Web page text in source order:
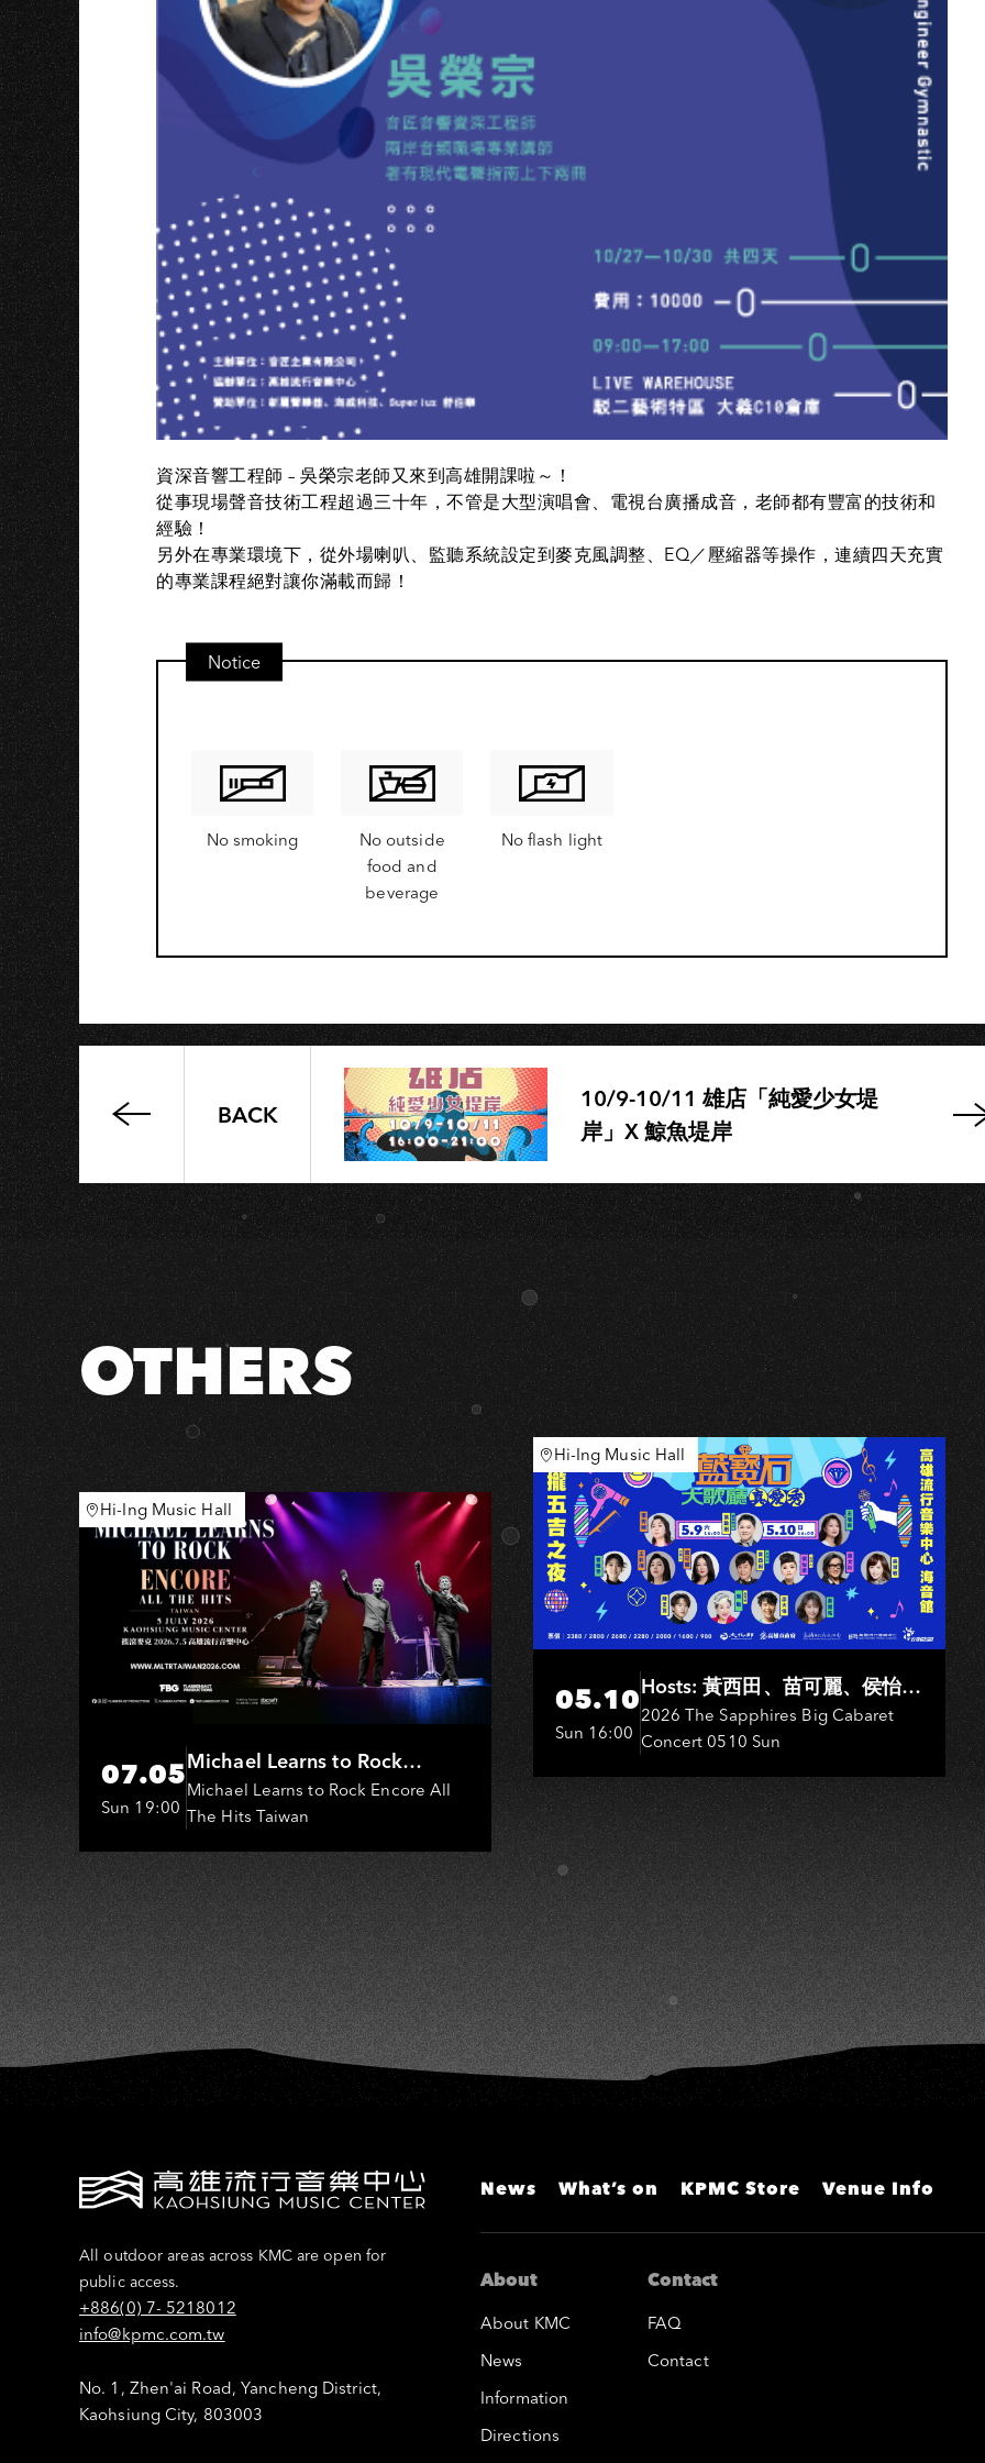
資深音響工程師 – 吳榮宗老師又來到高雄開課啦～！
從事現場聲音技術工程超過三十年，不管是大型演唱會、電視台廣播成音，老師都有豐富的技術和
經驗！
另外在專業環境下，從外場喇叭、監聽系統設定到麥克風調整、EQ／壓縮器等操作，連續四天充實
的專業課程絕對讓你滿載而歸！
Notice
No smoking
No outside
food and
beverage
No flash light
鮑
伯
專
輯
發
行
趴
踢
−高
雄
場
BACK
10/9-10/11 雄店「純愛少女堤
岸」X 鯨魚堤岸
OTHERS
Hi-Ing Music Hall
07.05
Sun 19:00
Michael Learns to Rock
(MLTR)
Michael Learns to Rock Encore All
The Hits Taiwan
Hi-Ing Music Hall
05.10
Sun 16:00
Hosts: 黃西田、苗可麗、侯怡
君．Entertainers: 葉啟田、鳥來
嬤-吳敏、王彩樺、王瑞霞、吳
淑敏、施文彬、邵大倫、曹雅
雯、陳孟賢、黃露瑤
2026 The Sapphires Big Cabaret
Concert 0510 Sun
All outdoor areas across KMC are open for
public access.
+886(0) 7- 5218012
info@kpmc.com.tw
No. 1, Zhen'ai Road, Yancheng District,
Kaohsiung City, 803003
News What’s on KPMC Store Venue Info
About
About KMC
News
Information
Directions
Contact
FAQ
Contact